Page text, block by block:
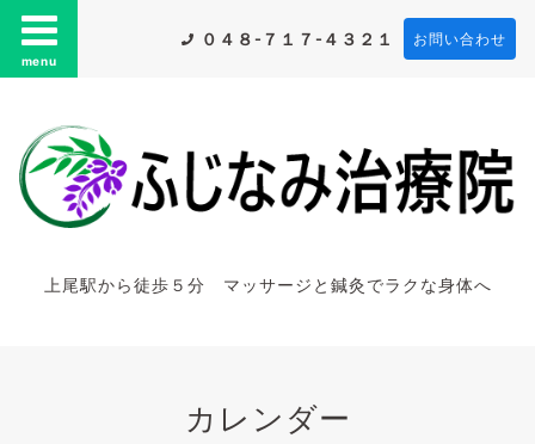
menu
０４８-７１７-４３２１ お問い合わせ
上尾駅から徒歩５分 マッサージと鍼灸でラクな身体へ
カレンダー